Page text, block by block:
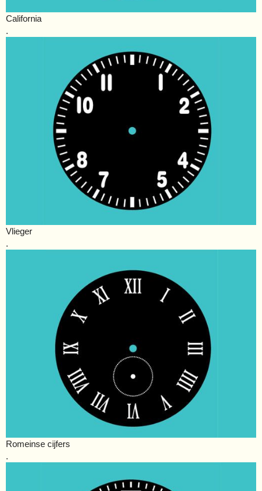
California
.
Vlieger
.
Romeinse cijfers
.